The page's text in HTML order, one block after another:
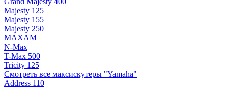
Majesty 125
Majesty 155
Majesty 250
MAXAM
N-Max
T-Max 500
Tricity 125
Смотреть все максискутеры "Yamaha"
Address 110